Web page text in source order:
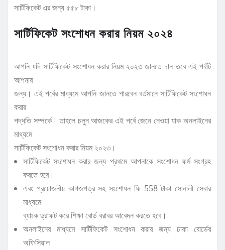
সার্টিফিকেট এর জন্য ৫৫৮ টাকা।
সার্টিফিকেট সংশোধন করার নিয়ম ২০২৪
আপনি যদি সার্টিফিকেট সংশোধন করার নিয়ম ২০২৩ জানতে চান তবে এই পর্বটি
আপনার
জন্য। এই পর্বের মাধ্যমে আপনি জানতে পারবেন বর্তমানে সার্টিফিকেট সংশোধন
করার
পদ্ধতি সম্পর্কে। তাহলে চলুন আজকের এই পর্বে জেনে নেওয়া যাক অনলাইনের
মাধ্যমে
সার্টিফিকেট সংশোধন করার নিয়ম ২০২৩।
সার্টিফিকেট সংশোধন করার জন্য প্রথমে আপনাকে সংশোধন ফর্ম সংগ্রহ
করতে হবে।
এবং প্রয়োজনীয় কাগজপত্র সহ সংশোধন ফি 558 টাকা সোনালী সেবার
মাধ্যমে
ব্যাংক ড্রাফট করে শিক্ষা বোর্ড বরাবর আবেদন করতে হবে।
অনলাইনের মাধ্যমে সার্টিফিকেট সংশোধন করার জন্য ঢাকা বোর্ডের
অফিসিয়াল